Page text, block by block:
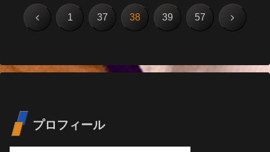
前 1 37 38 39 57 次
プロフィール